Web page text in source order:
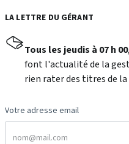
LA LETTRE DU GÉRANT
Tous les jeudis à 07 h 00
font l'actualité de la
rien rater des titres de la
Votre adresse email